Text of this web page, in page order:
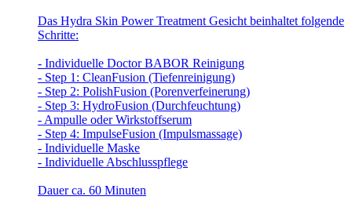
Das Hydra Skin Power Treatment Gesicht beinhaltet folgende
Schritte:
- Individuelle Doctor BABOR Reinigung
- Step 1: CleanFusion (Tiefenreinigung)
- Step 2: PolishFusion (Porenverfeinerung)
- Step 3: HydroFusion (Durchfeuchtung)
- Ampulle oder Wirkstoffserum
- Step 4: ImpulseFusion (Impulsmassage)
- Individuelle Maske
- Individuelle Abschlusspflege
Dauer ca. 60 Minuten